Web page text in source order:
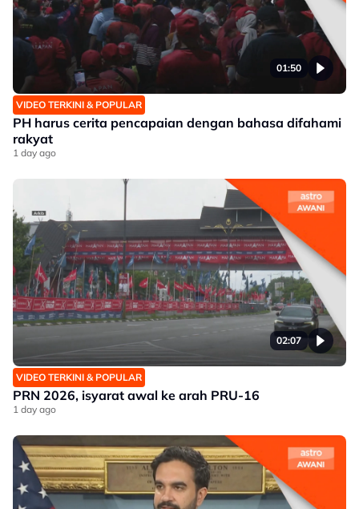
01:50
VIDEO TERKINI & POPULAR
PH harus cerita pencapaian dengan bahasa difahami
rakyat
1 day ago
02:07
VIDEO TERKINI & POPULAR
PRN 2026, isyarat awal ke arah PRU-16
1 day ago